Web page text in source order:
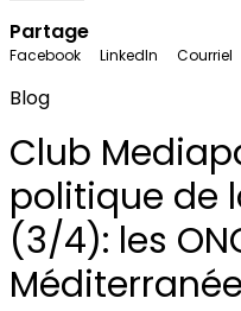
Partage
Facebook LinkedIn Courriel
Blog
Club
politique de
(3/4): les
Méditerranée